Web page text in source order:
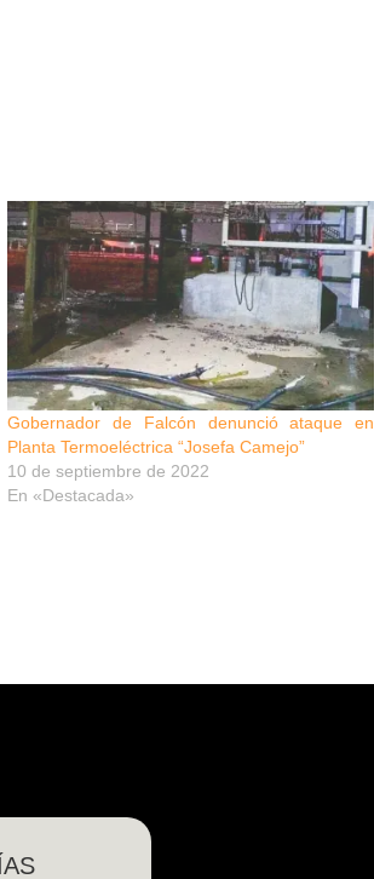
Gobernador de Falcón denunció ataque en
Planta Termoeléctrica “Josefa Camejo”
10 de septiembre de 2022
En «Destacada»